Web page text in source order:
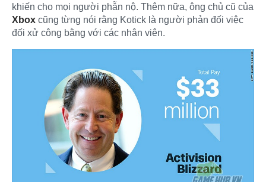
khiến cho mọi người phẫn nộ. Thêm nữa, ông chủ cũ của
Xbox cũng từng nói rằng Kotick là người phản đối việc
đối xử công bằng với các nhân viên.​